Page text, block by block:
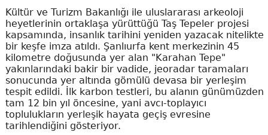
Kültür ve Turizm Bakanlığı ile uluslararası arkeoloji
heyetlerinin ortaklaşa yürüttüğü Taş Tepeler projesi
kapsamında, insanlık tarihini yeniden yazacak nitelikte
bir keşfe imza atıldı. Şanlıurfa kent merkezinin 45
kilometre doğusunda yer alan "Karahan Tepe"
yakınlarındaki bakir bir vadide, jeoradar taramaları
sonucunda yer altında gömülü devasa bir yerleşim
tespit edildi. İlk karbon testleri, bu alanın günümüzden
tam 12 bin yıl öncesine, yani avcı-toplayıcı
toplulukların yerleşik hayata geçiş evresine
tarihlendiğini gösteriyor.